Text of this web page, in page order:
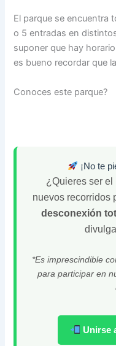
El parque se encuentra
o 5 entradas en
suponer que hay
es bueno recordar que
Conoces este parque?
¡No te
¿Quieres ser el
nuevos recorridos
desconexión
*Es imprescindible
para participar en
Unirse